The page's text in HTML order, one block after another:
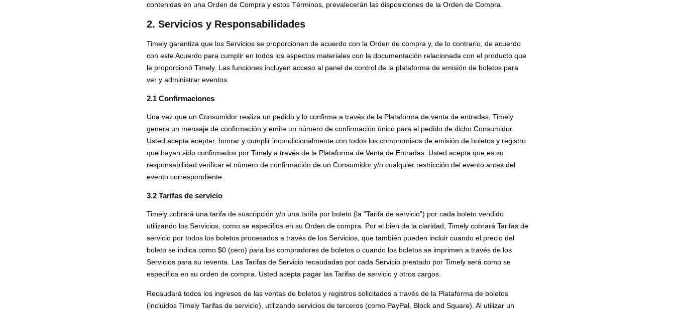
contenidas en una Orden de Compra y estos Términos, prevalecerán las disposiciones de la Orden de Compra.
2. Servicios y Responsabilidades
Timely garantiza que los Servicios se proporcionen de acuerdo con la Orden de compra y, de lo contrario, de acuerdo
con este Acuerdo para cumplir en todos los aspectos materiales con la documentación relacionada con el producto que
le proporcionó Timely. Las funciones incluyen acceso al panel de control de la plataforma de emisión de boletos para
ver y administrar eventos.
2.1 Confirmaciones
Una vez que un Consumidor realiza un pedido y lo confirma a través de la Plataforma de venta de entradas, Timely
genera un mensaje de confirmación y emite un número de confirmación único para el pedido de dicho Consumidor.
Usted acepta aceptar, honrar y cumplir incondicionalmente con todos los compromisos de emisión de boletos y registro
que hayan sido confirmados por Timely a través de la Plataforma de Venta de Entradas. Usted acepta que es su
responsabilidad verificar el número de confirmación de un Consumidor y/o cualquier restricción del evento antes del
evento correspondiente.
3.2 Tarifas de servicio
Timely cobrará una tarifa de suscripción y/o una tarifa por boleto (la "Tarifa de servicio") por cada boleto vendido
utilizando los Servicios, como se especifica en su Orden de compra. Por el bien de la claridad, Timely cobrará Tarifas de
servicio por todos los boletos procesados ​​a través de los Servicios, que también pueden incluir cuando el precio del
boleto se indica como $0 (cero) para los compradores de boletos o cuando los boletos se imprimen a través de los
Servicios para su reventa. Las Tarifas de Servicio recaudadas por cada Servicio prestado por Timely será como se
especifica en su orden de compra. Usted acepta pagar las Tarifas de servicio y otros cargos.
Recaudará todos los ingresos de las ventas de boletos y registros solicitados a través de la Plataforma de boletos
(incluidos Timely Tarifas de servicio), utilizando servicios de terceros (como PayPal, Block and Square). Al utilizar un